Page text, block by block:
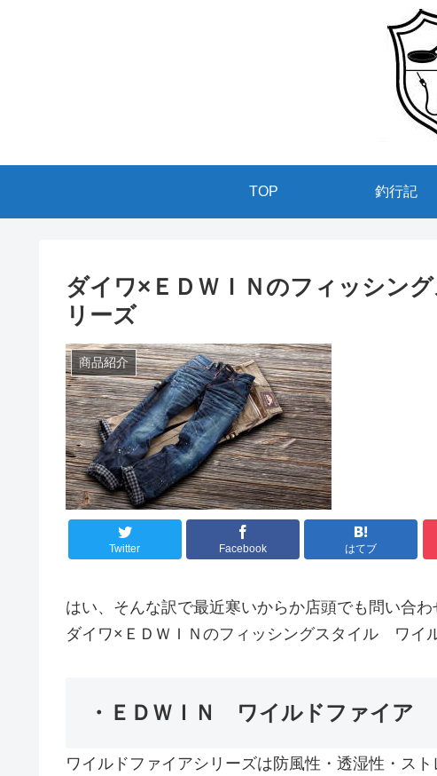
TOP 釣行記
ダイワ×ＥＤＷＩＮのフィッシン
リーズ
商品紹介
Twitter Facebook はてブ
はい、そんな訳で最近寒いからか店頭でも問い合
ダイワ×ＥＤＷＩＮのフィッシングスタイル ワイ
・ＥＤＷＩＮ ワイルドファイア
ワイルドファイアシリーズは防風性・透湿性・ス